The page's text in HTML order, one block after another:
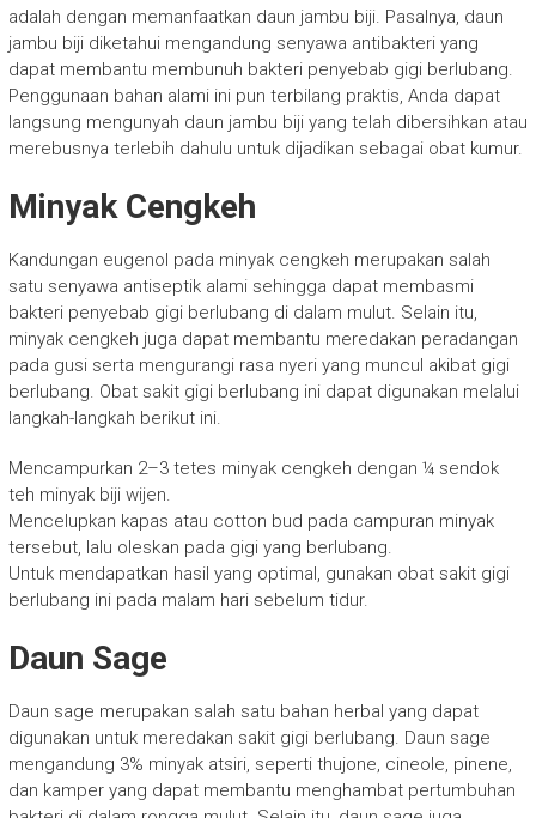
adalah dengan memanfaatkan daun jambu biji. Pasalnya, daun
jambu biji diketahui mengandung senyawa antibakteri yang
dapat membantu membunuh bakteri penyebab gigi berlubang.
Penggunaan bahan alami ini pun terbilang praktis, Anda dapat
langsung mengunyah daun jambu biji yang telah dibersihkan atau
merebusnya terlebih dahulu untuk dijadikan sebagai obat kumur.
Minyak Cengkeh
Kandungan eugenol pada minyak cengkeh merupakan salah
satu senyawa antiseptik alami sehingga dapat membasmi
bakteri penyebab gigi berlubang di dalam mulut. Selain itu,
minyak cengkeh juga dapat membantu meredakan peradangan
pada gusi serta mengurangi rasa nyeri yang muncul akibat gigi
berlubang. Obat sakit gigi berlubang ini dapat digunakan melalui
langkah-langkah berikut ini.
Mencampurkan 2–3 tetes minyak cengkeh dengan ¼ sendok
teh minyak biji wijen.
Mencelupkan kapas atau cotton bud pada campuran minyak
tersebut, lalu oleskan pada gigi yang berlubang.
Untuk mendapatkan hasil yang optimal, gunakan obat sakit gigi
berlubang ini pada malam hari sebelum tidur.
Daun Sage
Daun sage merupakan salah satu bahan herbal yang dapat
digunakan untuk meredakan sakit gigi berlubang. Daun sage
mengandung 3% minyak atsiri, seperti thujone, cineole, pinene,
dan kamper yang dapat membantu menghambat pertumbuhan